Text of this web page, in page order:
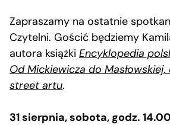
Zapraszamy na ostatnie
Czytelni. Gościć będziemy
autora książki Encyklopedia
Od Mickiewicza do
street artu.
31 sierpnia, sobota, godz.